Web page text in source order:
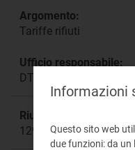
Argomento:
Tariffe rifiuti
Ufficio responsabile:
DTAC
Riunione:
1294
Informazioni
Questo sito web
due funzioni: da